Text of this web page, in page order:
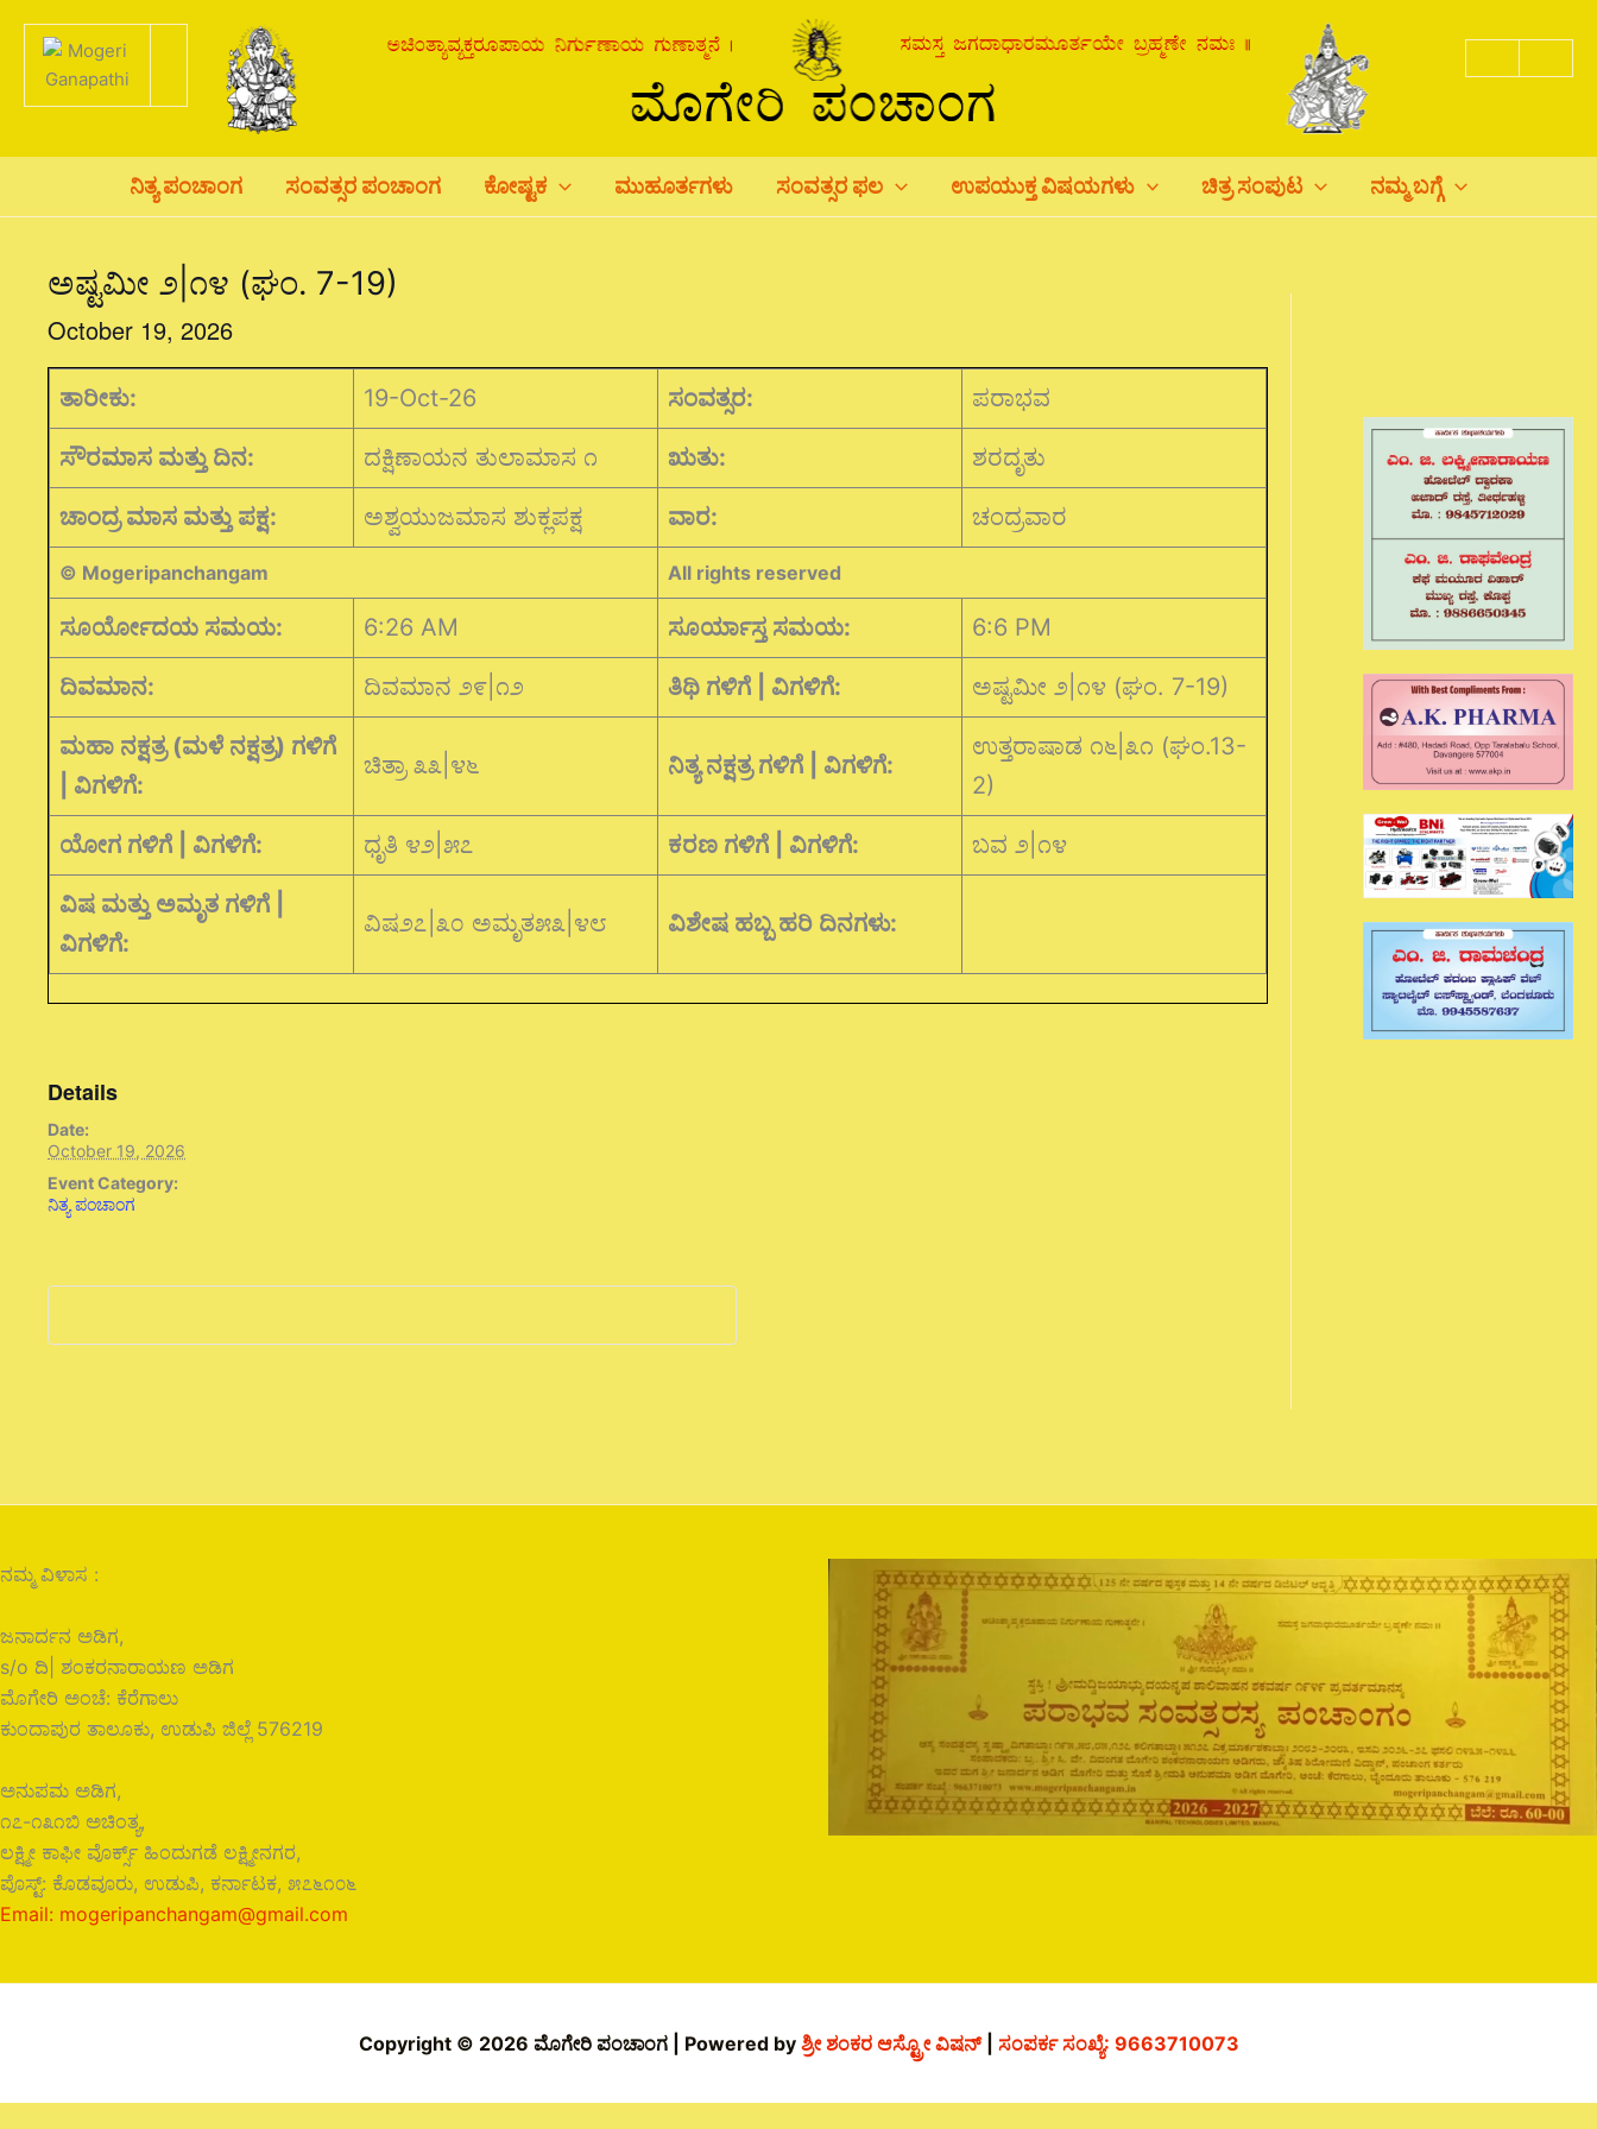
content
ನಿತ್ಯ ಪಂಚಾಂಗ ಸಂವತ್ಸರ ಪಂಚಾಂಗ ಕೋಷ್ಟಕ ಮುಹೂರ್ತಗಳು ಸಂವತ್ಸರ ಫಲ ಉಪಯುಕ್ತ ವಿಷಯಗಳು ಚಿತ್ರ ಸಂಪುಟ ನಮ್ಮ ಬಗ್ಗೆ
ಅಷ್ಟಮೀ ೨|೧೪ (ಘಂ. 7-19)
October 19, 2026
ತಾರೀಕು: 19-Oct-26 ಸಂವತ್ಸರ: ಪರಾಭವ
ಸೌರಮಾಸ ಮತ್ತು ದಿನ: ದಕ್ಷಿಣಾಯನ ತುಲಾಮಾಸ ೧ ಋತು: ಶರದೃತು
ಚಾಂದ್ರ ಮಾಸ ಮತ್ತು ಪಕ್ಷ: ಅಶ್ವಯುಜಮಾಸ ಶುಕ್ಲಪಕ್ಷ ವಾರ: ಚಂದ್ರವಾರ
© Mogeripanchangam All rights reserved
ಸೂರ್ಯೋದಯ ಸಮಯ: 6:26 AM ಸೂರ್ಯಾಸ್ತ ಸಮಯ: 6:6 PM
ದಿವಮಾನ: ದಿವಮಾನ ೨೯|೧೨ ತಿಥಿ ಗಳಿಗೆ | ವಿಗಳಿಗೆ: ಅಷ್ಟಮೀ ೨|೧೪ (ಘಂ. 7-19)
ಮಹಾ ನಕ್ಷತ್ರ (ಮಳೆ ನಕ್ಷತ್ರ) ಗಳಿಗೆ
| ವಿಗಳಿಗೆ:
ಚಿತ್ರಾ ೩೩|೪೬ ನಿತ್ಯ ನಕ್ಷತ್ರ ಗಳಿಗೆ | ವಿಗಳಿಗೆ:
ಉತ್ತರಾಷಾಡ ೧೬|೩೧ (ಘಂ.13-
2)
ಯೋಗ ಗಳಿಗೆ | ವಿಗಳಿಗೆ: ಧೃತಿ ೪೨|೫೭ ಕರಣ ಗಳಿಗೆ | ವಿಗಳಿಗೆ: ಬವ ೨|೧೪
ವಿಷ ಮತ್ತು ಅಮೃತ ಗಳಿಗೆ |
ವಿಗಳಿಗೆ:
ವಿಷ೨೭|೩೦ ಅಮೃತ೫೩|೪೮ ವಿಶೇಷ ಹಬ್ಬ ಹರಿ ದಿನಗಳು:
Details
Date:
October 19, 2026
Event Category:
ನಿತ್ಯ ಪಂಚಾಂಗ
ನಮ್ಮ ವಿಳಾಸ :
ಜನಾರ್ದನ ಅಡಿಗ,
s/o ದಿ| ಶಂಕರನಾರಾಯಣ ಅಡಿಗ
ಮೊಗೇರಿ ಅಂಚೆ: ಕೆರೆಗಾಲು
ಕುಂದಾಪುರ ತಾಲೂಕು, ಉಡುಪಿ ಜಿಲ್ಲೆ 576219
ಅನುಪಮ ಅಡಿಗ,
೧೭-೧೩೧ಬಿ ಅಚಿಂತ್ಯ,
ಲಕ್ಷ್ಮೀ ಕಾಫೀ ವೊರ್ಕ್ಸ್ ಹಿಂದುಗಡೆ ಲಕ್ಷ್ಮೀನಗರ,
ಪೊಸ್ಟ್: ಕೊಡವೂರು, ಉಡುಪಿ, ಕರ್ನಾಟಕ, ೫೭೬೧೦೬
Email: mogeripanchangam@gmail.com
Copyright © 2026 ಮೊಗೇರಿ ಪಂಚಾಂಗ | Powered by ಶ್ರೀ ಶಂಕರ ಆಸ್ಟ್ರೋ ವಿಷನ್| ಸಂಪರ್ಕ ಸಂಖ್ಯೆ: 9663710073